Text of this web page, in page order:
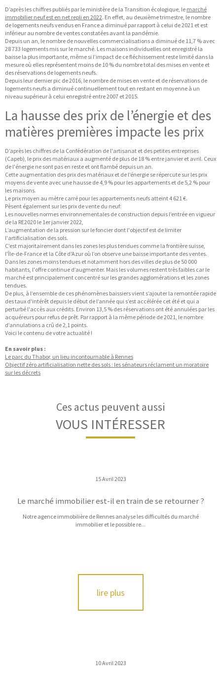
D’après les chiffres publiés par le ministère de la Transition écologique, le marché
immobilier neuf est en net repli en 2022. En effet, au deuxième trimestre, le nombre
de logements neufs vendus en France a diminué par rapport à celui de 2021 et est
inférieur au nombre de ventes constatées avant la pandémie.
Depuis un an, le nombre de nouvelles commercialisations a diminué de 11,7 % avec
28 733 logements mis sur le marché. Les maisons individuelles ont enregistré la
baisse la plus importante, même si l’impact de ce fléchissement reste limité dans la
mesure où elles représentent moins de 10 % du nombre total des mises en vente et
des réservations de logements neufs.
Depuis leur dernier pic de 2016, le nombre de mises en vente et de réservations de
logements neufs a diminué continuellement tout en restant en moyenne à un
niveau supérieur à celui enregistré entre 2007 et 2015.
La hausse des prix de l’énergie et des
matières premières impacte les prix
D’après les chiffres de la Confédération de l'artisanat et des petites entreprises
(Capeb), le prix des matériaux a augmenté de plus de 18 % entre janvier et avril. Ceux
de l'énergie ne sont pas en reste et ont flambé depuis un an.
Cette augmentation des prix des matériaux et de l’énergie se répercute sur les prix
moyens de vente avec une hausse de 4,9 % pour les appartements et de 5,2 % pour
les maisons.
Le prix moyen au mètre carré pour les appartements neufs atteint 4 621 €.
Pèsent également sur les prix de vente du neuf:
Les nouvelles normes environnementales de construction depuis l’entrée en vigueur
de la RE2020 le 1er janvier 2022,
L’augmentation de la pression sur le foncier dont l'objectif est de limiter
l'artificialisation des sols.
C’est majoritairement dans les zones les plus tendues comme la frontière suisse,
l'Île-de-France et la Côte d'Azur où l’on observe une baisse importante des ventes.
Dans les zones moins tendues et notamment hors des villes de plus de 50 000
habitants, l'offre continue d’augmenter. Mais les volumes restent très faibles car le
marché est principalement concentré sur les grandes agglomérations et les zones
tendues.
De plus, à l’ensemble de ces phénomènes baissiers vient s’ajouter la remontée rapide
des taux d'intérêt depuis le début de l’année qui s’est accélérée cet été et qui a
perturbé l'accès aux crédits. Environ 13,5 % des réservations ont été annulées par les
acquéreurs pour refus de prêt. Par rapport à la même période de 2021, le nombre
d’annulations a crû de 2,1 points.
Voici le contenu de votre actualité !
En savoir plus :
Le parc du Thabor, un lieu incontournable à Rennes
Objectif zéro artificialisation nette des sols : les sénateurs réclament un moratoire
sur les décrets
Ces actus peuvent aussi
VOUS INTÉRESSER
15 Avril 2023
Le marché immobilier est-il en train de se retourner ?
Notre agence immobilière de Rennes analyse les difficultés du marché
immobilier et le possible re...
lire plus
10 Avril 2023